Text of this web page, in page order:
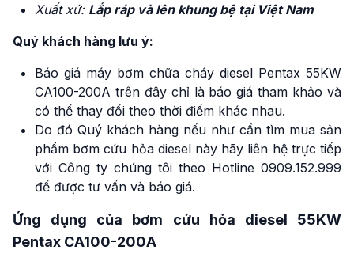
Xuất xứ: Lắp ráp và lên khung bệ tại Việt Nam
Quý khách hàng lưu ý:
Báo giá máy bơm chữa cháy diesel Pentax 55KW
CA100-200A trên đây chỉ là báo giá tham khảo và
có thể thay đổi theo thời điểm khác nhau.
Do đó Quý khách hàng nếu như cần tìm mua sản
phẩm bơm cứu hỏa diesel này hãy liên hệ trực tiếp
với Công ty chúng tôi theo Hotline 0909.152.999
để được tư vấn và báo giá.
Ứng dụng của bơm cứu hỏa diesel 55KW
Pentax CA100-200A